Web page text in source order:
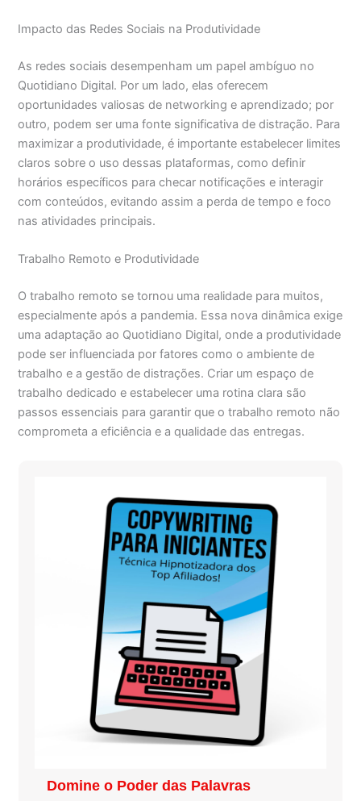
Impacto das Redes Sociais na Produtividade
As redes sociais desempenham um papel ambíguo no
Quotidiano Digital. Por um lado, elas oferecem
oportunidades valiosas de networking e aprendizado; por
outro, podem ser uma fonte significativa de distração. Para
maximizar a produtividade, é importante estabelecer limites
claros sobre o uso dessas plataformas, como definir
horários específicos para checar notificações e interagir
com conteúdos, evitando assim a perda de tempo e foco
nas atividades principais.
Trabalho Remoto e Produtividade
O trabalho remoto se tornou uma realidade para muitos,
especialmente após a pandemia. Essa nova dinâmica exige
uma adaptação ao Quotidiano Digital, onde a produtividade
pode ser influenciada por fatores como o ambiente de
trabalho e a gestão de distrações. Criar um espaço de
trabalho dedicado e estabelecer uma rotina clara são
passos essenciais para garantir que o trabalho remoto não
comprometa a eficiência e a qualidade das entregas.
Domine o Poder das Palavras